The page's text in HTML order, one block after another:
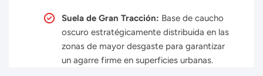
Suela de Gran Tracción: Base de caucho
oscuro estratégicamente distribuida en las
zonas de mayor desgaste para garantizar
un agarre firme en superficies urbanas.